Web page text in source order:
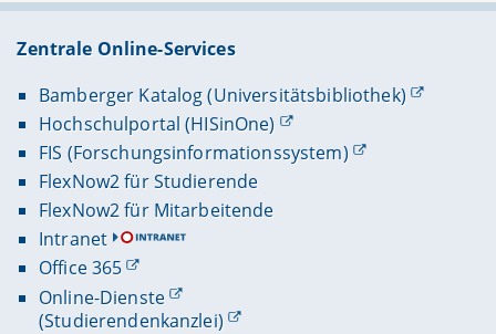
Zentrale Online-Services
Bamberger Katalog (Universitätsbibliothek)
Hochschulportal (HISinOne)
FIS (Forschungsinformationssystem)
FlexNow2 für Studierende
FlexNow2 für Mitarbeitende
Intranet
Office 365
Online-Dienste
(Studierendenkanzlei)